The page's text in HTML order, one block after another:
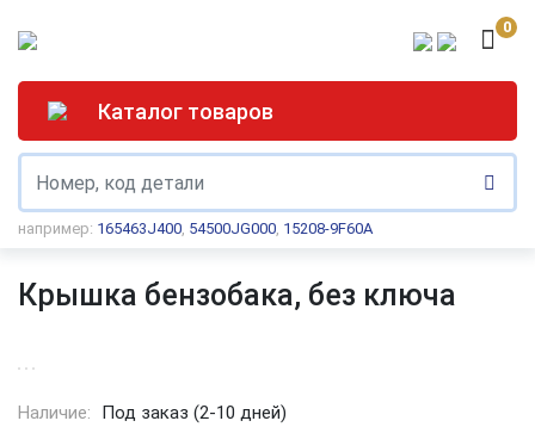
0
Каталог товаров
например: 165463J400, 54500JG000, 15208-9F60A
Крышка бензобака, без ключа
Наличие:
Под заказ (2-10 дней)